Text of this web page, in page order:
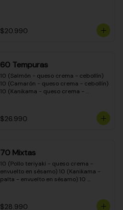
$20.990
60 Tempuras
10 (Salmón - queso crema - cebollín)
10 (Camarón - queso crema - cebollín)
10 (Kanikama - queso crema -
crema - cebollín) 10 (Carne - queso
crema - cebollín)
$26.990
70 Mixtas
10 (Pollo teriyaki - queso crema -
envuelto en sésamo) 10 (Kanikama -
palta - envuelto en sésamo) 10
- envuelto en queso crema) 10
$28.990